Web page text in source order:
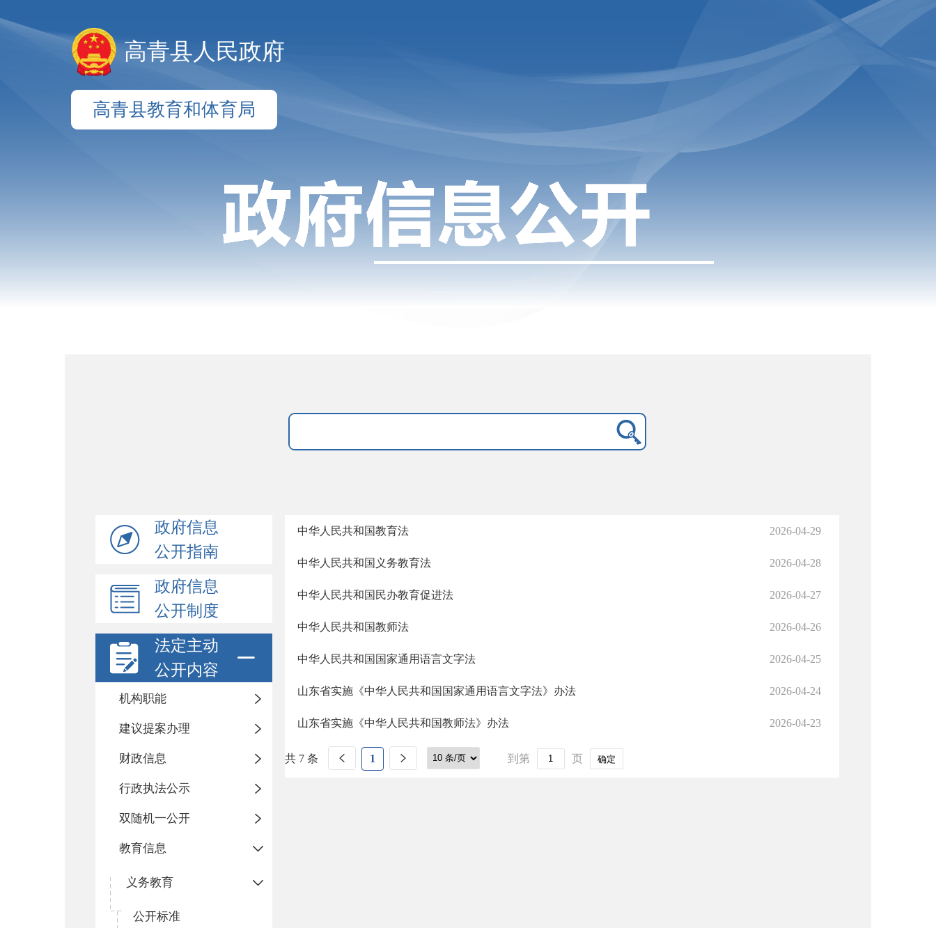
高青县人民政府
高青县教育和体育局
政府信息
公开指南
政府信息
公开制度
法定主动
公开内容
机构职能
建议提案办理
财政信息
行政执法公示
双随机一公开
教育信息
义务教育
公开标准
中华人民共和国教育法 2026-04-29
中华人民共和国义务教育法 2026-04-28
中华人民共和国民办教育促进法 2026-04-27
中华人民共和国教师法 2026-04-26
中华人民共和国国家通用语言文字法 2026-04-25
山东省实施《中华人民共和国国家通用语言文字法》办法 2026-04-24
山东省实施《中华人民共和国教师法》办法 2026-04-23
共 7 条 1 到第 页 确定